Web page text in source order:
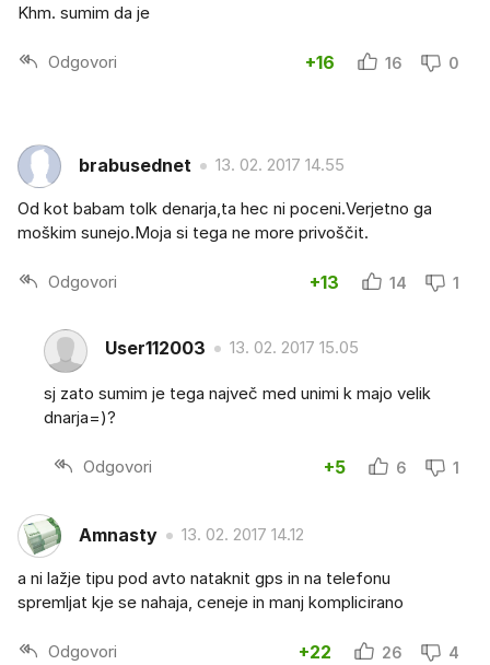
Khm. sumim da je
Odgovori +16 16 0
brabusednet 13. 02. 2017 14.55
Od kot babam tolk denarja,ta hec ni poceni.Verjetno ga
moškim sunejo.Moja si tega ne more privoščit.
Odgovori +13 14 1
User112003 13. 02. 2017 15.05
sj zato sumim je tega največ med unimi k majo velik
dnarja=)?
Odgovori +5 6 1
Amnasty 13. 02. 2017 14.12
a ni lažje tipu pod avto nataknit gps in na telefonu
spremljat kje se nahaja, ceneje in manj komplicirano
Odgovori +22 26 4